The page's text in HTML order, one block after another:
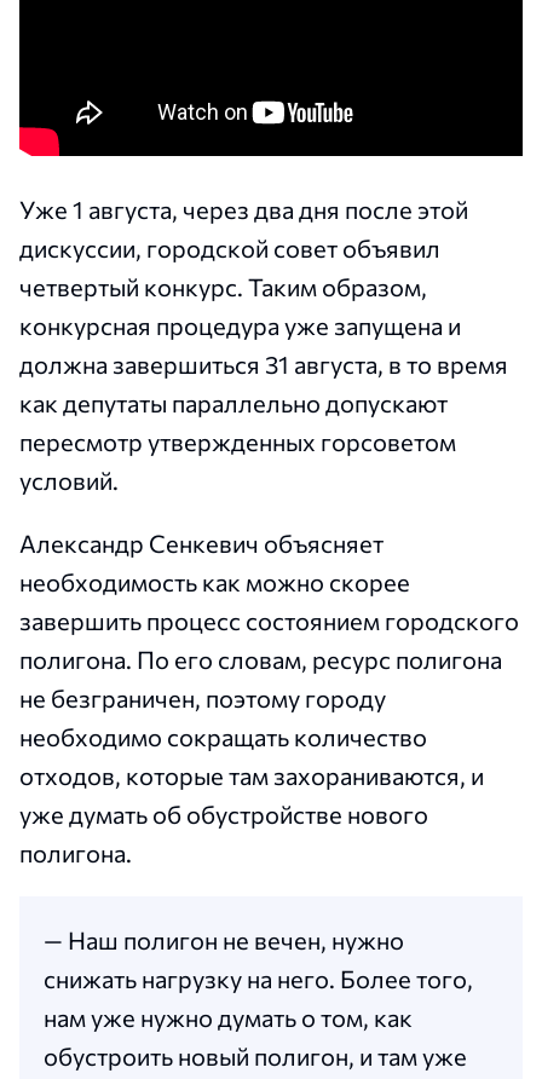
Уже 1 августа, через два дня после этой
дискуссии, городской совет объявил
четвертый конкурс. Таким образом,
конкурсная процедура уже запущена и
должна завершиться 31 августа, в то время
как депутаты параллельно допускают
пересмотр утвержденных горсоветом
условий.
Александр Сенкевич объясняет
необходимость как можно скорее
завершить процесс состоянием городского
полигона. По его словам, ресурс полигона
не безграничен, поэтому городу
необходимо сокращать количество
отходов, которые там захораниваются, и
уже думать об обустройстве нового
полигона.
— Наш полигон не вечен, нужно
снижать нагрузку на него. Более того,
нам уже нужно думать о том, как
обустроить новый полигон, и там уже